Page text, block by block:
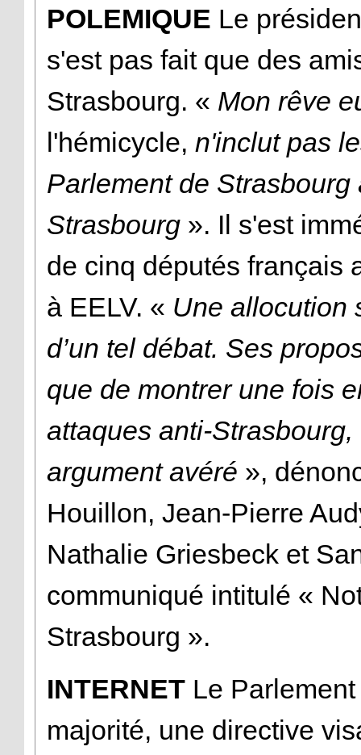
POLEMIQUE Le
s'est pas fait que des
Strasbourg. « Mon rêve
l'hémicycle, n'inclut pas
Parlement de
Strasbourg ». Il s'est
de cinq députés français
à EELV. « Une allocution
d’un tel débat. Ses
que de montrer une fois
attaques anti-
argument avéré »,
Houillon, Jean-Pierre
Nathalie Griesbeck et
communiqué intitulé «
Strasbourg ».
INTERNET Le
majorité, une directive